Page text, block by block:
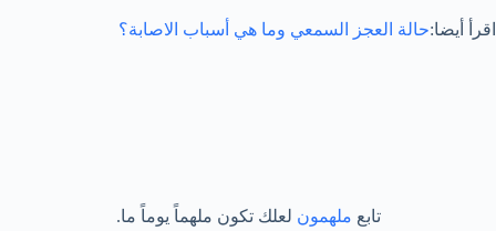
اقرأ أيضا:حالة العجز السمعي وما هي أسباب الاصابة؟
تابع ملهمون لعلك تكون ملهماً يوماً ما.